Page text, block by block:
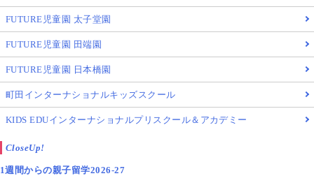
FUTURE児童園 太子堂園
FUTURE児童園 田端園
FUTURE児童園 日本橋園
町田インターナショナルキッズスクール
KIDS EDUインターナショナルプリスクール＆アカデミー
CloseUp!
1週間からの親子留学2026-27